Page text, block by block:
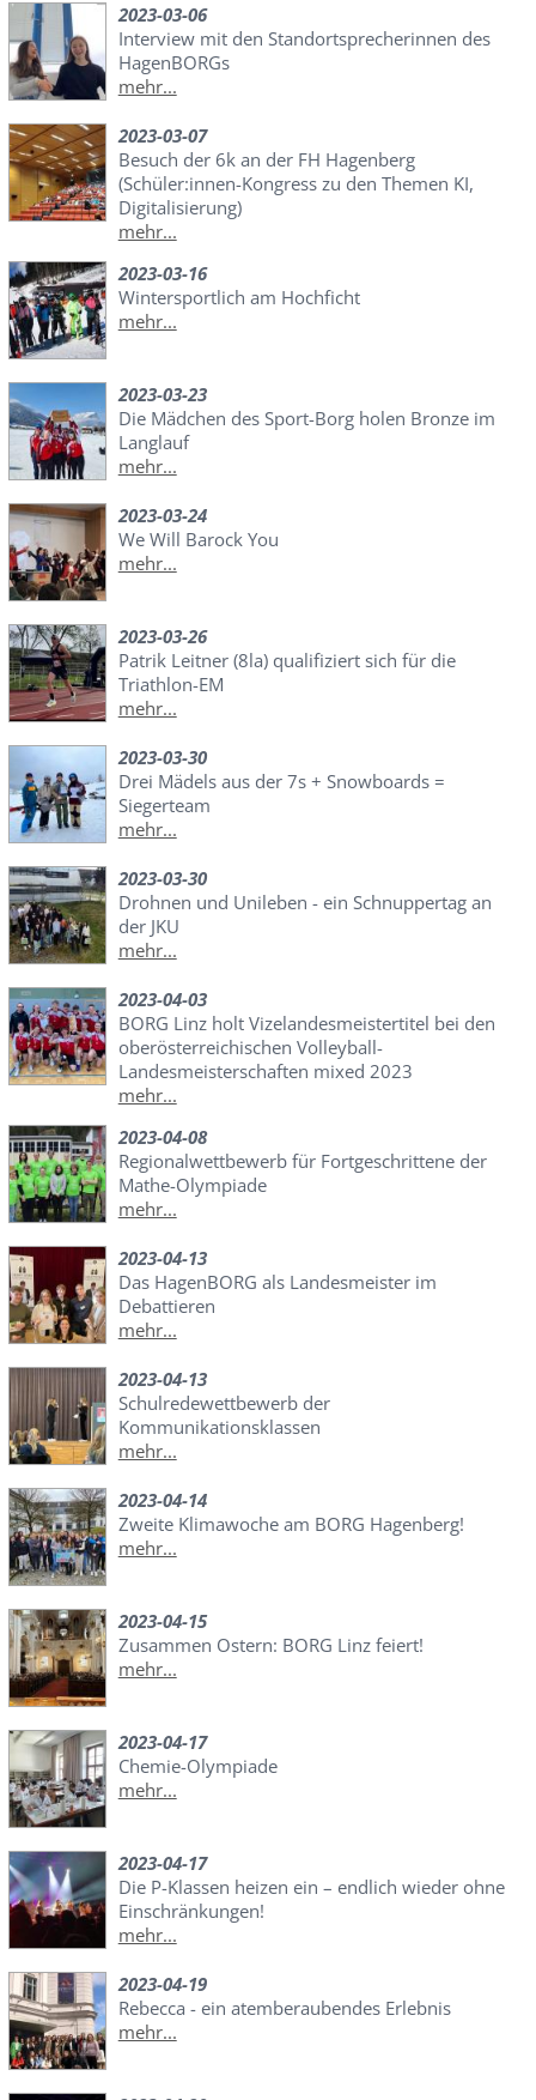
2023-03-06
Interview mit den Standortsprecherinnen des
HagenBORGs
mehr...
2023-03-07
Besuch der 6k an der FH Hagenberg
(Schüler:innen-Kongress zu den Themen KI,
Digitalisierung)
mehr...
2023-03-16
Wintersportlich am Hochficht
mehr...
2023-03-23
Die Mädchen des Sport-Borg holen Bronze im
Langlauf
mehr...
2023-03-24
We Will Barock You
mehr...
2023-03-26
Patrik Leitner (8la) qualifiziert sich für die
Triathlon-EM
mehr...
2023-03-30
Drei Mädels aus der 7s + Snowboards =
Siegerteam
mehr...
2023-03-30
Drohnen und Unileben - ein Schnuppertag an
der JKU
mehr...
2023-04-03
BORG Linz holt Vizelandesmeistertitel bei den
oberösterreichischen Volleyball-
Landesmeisterschaften mixed 2023
mehr...
2023-04-08
Regionalwettbewerb für Fortgeschrittene der
Mathe-Olympiade
mehr...
2023-04-13
Das HagenBORG als Landesmeister im
Debattieren
mehr...
2023-04-13
Schulredewettbewerb der
Kommunikationsklassen
mehr...
2023-04-14
Zweite Klimawoche am BORG Hagenberg!
mehr...
2023-04-15
Zusammen Ostern: BORG Linz feiert!
mehr...
2023-04-17
Chemie-Olympiade
mehr...
2023-04-17
Die P-Klassen heizen ein – endlich wieder ohne
Einschränkungen!
mehr...
2023-04-19
Rebecca - ein atemberaubendes Erlebnis
mehr...